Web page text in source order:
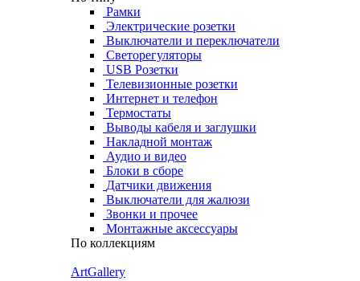
Рамки
Электрические розетки
Выключатели и переключатели
Светорегуляторы
USB Розетки
Телевизионные розетки
Интернет и телефон
Термостаты
Выводы кабеля и заглушки
Накладной монтаж
Аудио и видео
Блоки в сборе
Датчики движения
Выключатели для жалюзи
Звонки и прочее
Монтажные аксессуары
По коллекциям
ArtGallery